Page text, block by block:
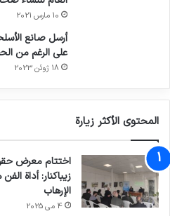
تستخدم لصالحهم في حالات
و أضافوا أن هذه
كوفيد-19 التي أثرت
المنحدرين من أصل أفريقي،
بالمرض.
الخبراء ال 28
تعيينهم من قبل مجلس حقوق
10 مارس 2021
أرسل صانع
على الرغم من
18 ژوئن 2023
المحتوى الأكثر زيارة
اختتام معرض
زيباكنار: أداة
الإرهاب
4 می 2025